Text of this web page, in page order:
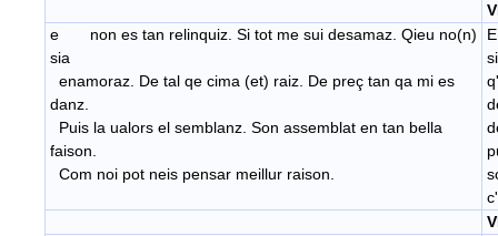
e non es tan relinquiz. Si tot me sui desamaz. Qieu no(n)
sia
enamoraz. De tal qe cima (et) raiz. De preç tan qa mi es
danz.
Puis la ualors el semblanz. Son assemblat en tan bella
faison.
Com noi pot neis pensar meillur raison.